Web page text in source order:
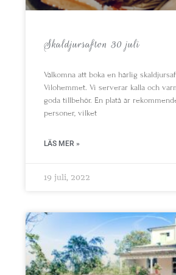
Skaldjursafton 30 juli
Välkomna att boka en härlig
Vilohemmet. Vi serverar kalla och
goda tillbehör. En platå är
personer, vilket
LÄS MER »
19 juli, 2022